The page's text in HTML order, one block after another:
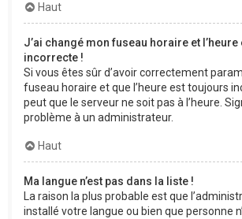
Haut
J’ai changé mon fuseau horaire et
incorrecte !
Si vous êtes sûr d’avoir correctement
fuseau horaire et que l’heure est toujours
peut que le serveur ne soit pas à l’heure.
problème à un administrateur.
Haut
Ma langue n’est pas dans la liste !
La raison la plus probable est que
installé votre langue ou bien que personne